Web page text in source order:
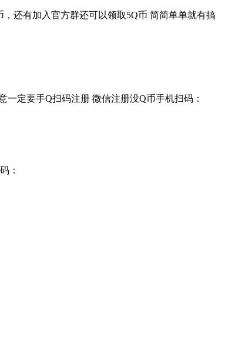
还有加入官方群还可以领取5Q币 简简单单就有搞
定要手Q扫码注册 微信注册没Q币手机扫码：
：